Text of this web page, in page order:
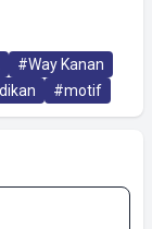
#Way Kanan
#motif